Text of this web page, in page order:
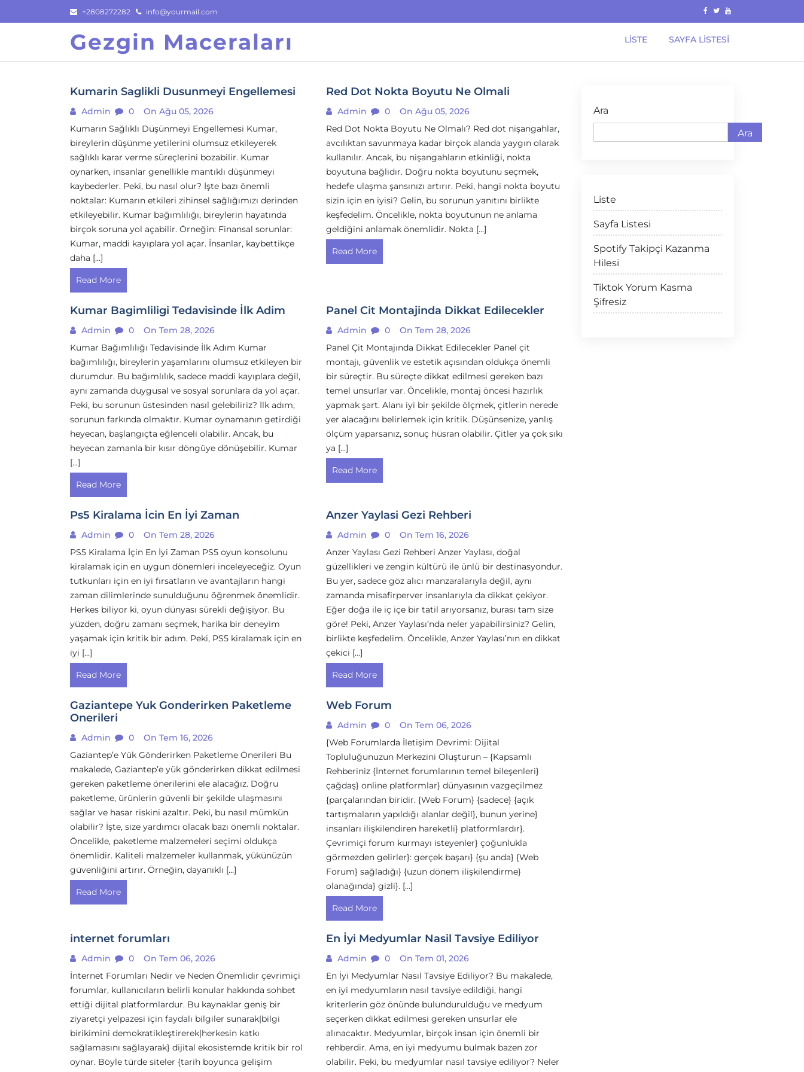
to
+2808272282 info@yourmail.com
Gezgin Maceraları LISTE SAYFA LISTESI
Kumarin Saglikli Dusunmeyi Engellemesi
Admin 0
On Ağu 05, 2026
Kumarın Sağlıklı Düşünmeyi Engellemesi Kumar,
bireylerin düşünme yetilerini olumsuz etkileyerek
sağlıklı karar verme süreçlerini bozabilir. Kumar
oynarken, insanlar genellikle mantıklı düşünmeyi
kaybederler. Peki, bu nasıl olur? İşte bazı önemli
noktalar: Kumarın etkileri zihinsel sağlığımızı derinden
etkileyebilir. Kumar bağımlılığı, bireylerin hayatında
birçok soruna yol açabilir. Örneğin: Finansal sorunlar:
Kumar, maddi kayıplara yol açar. İnsanlar, kaybettikçe
daha […]
Read More
Red Dot Nokta Boyutu Ne Olmali
Admin 0
On Ağu 05, 2026
Red Dot Nokta Boyutu Ne Olmalı? Red dot nişangahlar,
avcılıktan savunmaya kadar birçok alanda yaygın olarak
kullanılır. Ancak, bu nişangahların etkinliği, nokta
boyutuna bağlıdır. Doğru nokta boyutunu seçmek,
hedefe ulaşma şansınızı artırır. Peki, hangi nokta boyutu
sizin için en iyisi? Gelin, bu sorunun yanıtını birlikte
keşfedelim. Öncelikle, nokta boyutunun ne anlama
geldiğini anlamak önemlidir. Nokta […]
Read More
Kumar Bagimliligi Tedavisinde İlk Adim
Admin 0
On Tem 28, 2026
Kumar Bağımlılığı Tedavisinde İlk Adım Kumar
bağımlılığı, bireylerin yaşamlarını olumsuz etkileyen bir
durumdur. Bu bağımlılık, sadece maddi kayıplara değil,
aynı zamanda duygusal ve sosyal sorunlara da yol açar.
Peki, bu sorunun üstesinden nasıl gelebiliriz? İlk adım,
sorunun farkında olmaktır. Kumar oynamanın getirdiği
heyecan, başlangıçta eğlenceli olabilir. Ancak, bu
heyecan zamanla bir kısır döngüye dönüşebilir. Kumar
[…]
Read More
Panel Cit Montajinda Dikkat Edilecekler
Admin 0
On Tem 28, 2026
Panel Çit Montajında Dikkat Edilecekler Panel çit
montajı, güvenlik ve estetik açısından oldukça önemli
bir süreçtir. Bu süreçte dikkat edilmesi gereken bazı
temel unsurlar var. Öncelikle, montaj öncesi hazırlık
yapmak şart. Alanı iyi bir şekilde ölçmek, çitlerin nerede
yer alacağını belirlemek için kritik. Düşünsenize, yanlış
ölçüm yaparsanız, sonuç hüsran olabilir. Çitler ya çok sıkı
ya […]
Read More
Ps5 Kiralama İcin En İyi Zaman
Admin 0
On Tem 28, 2026
PS5 Kiralama İçin En İyi Zaman PS5 oyun konsolunu
kiralamak için en uygun dönemleri inceleyeceğiz. Oyun
tutkunları için en iyi fırsatların ve avantajların hangi
zaman dilimlerinde sunulduğunu öğrenmek önemlidir.
Herkes biliyor ki, oyun dünyası sürekli değişiyor. Bu
yüzden, doğru zamanı seçmek, harika bir deneyim
yaşamak için kritik bir adım. Peki, PS5 kiralamak için en
iyi […]
Read More
Anzer Yaylasi Gezi Rehberi
Admin 0
On Tem 16, 2026
Anzer Yaylası Gezi Rehberi Anzer Yaylası, doğal
güzellikleri ve zengin kültürü ile ünlü bir destinasyondur.
Bu yer, sadece göz alıcı manzaralarıyla değil, aynı
zamanda misafirperver insanlarıyla da dikkat çekiyor.
Eğer doğa ile iç içe bir tatil arıyorsanız, burası tam size
göre! Peki, Anzer Yaylası’nda neler yapabilirsiniz? Gelin,
birlikte keşfedelim. Öncelikle, Anzer Yaylası’nın en dikkat
çekici […]
Read More
Gaziantepe Yuk Gonderirken Paketleme
Onerileri
Admin 0
On Tem 16, 2026
Gaziantep’e Yük Gönderirken Paketleme Önerileri Bu
makalede, Gaziantep’e yük gönderirken dikkat edilmesi
gereken paketleme önerilerini ele alacağız. Doğru
paketleme, ürünlerin güvenli bir şekilde ulaşmasını
sağlar ve hasar riskini azaltır. Peki, bu nasıl mümkün
olabilir? İşte, size yardımcı olacak bazı önemli noktalar.
Öncelikle, paketleme malzemeleri seçimi oldukça
önemlidir. Kaliteli malzemeler kullanmak, yükünüzün
güvenliğini artırır. Örneğin, dayanıklı […]
Read More
Web Forum
Admin 0
On Tem 06, 2026
{Web Forumlarda İletişim Devrimi: Dijital
Topluluğunuzun Merkezini Oluşturun – {Kapsamlı
Rehberiniz {İnternet forumlarının temel bileşenleri}
çağdaş} online platformlar} dünyasının vazgeçilmez
{parçalarından biridir. {Web Forum} {sadece} {açık
tartışmaların yapıldığı alanlar değil}, bunun yerine}
insanları ilişkilendiren hareketli} platformlardır}.
Çevrimiçi forum kurmayı isteyenler} çoğunlukla
görmezden gelirler}: gerçek başarı} {şu anda} {Web
Forum} sağladığı} {uzun dönem ilişkilendirme}
olanağında} gizli}. […]
Read More
internet forumları
Admin 0
On Tem 06, 2026
İnternet Forumları Nedir ve Neden Önemlidir çevrimiçi
forumlar, kullanıcıların belirli konular hakkında sohbet
ettiği dijital platformlardur. Bu kaynaklar geniş bir
ziyaretçi yelpazesi için faydalı bilgiler sunarak|bilgi
birikimini demokratikleştirerek|herkesin katkı
sağlamasını sağlayarak} dijital ekosistemde kritik bir rol
oynar. Böyle türde siteler {tarih boyunca gelişim
En İyi Medyumlar Nasil Tavsiye Ediliyor
Admin 0
On Tem 01, 2026
En İyi Medyumlar Nasıl Tavsiye Ediliyor? Bu makalede,
en iyi medyumların nasıl tavsiye edildiği, hangi
kriterlerin göz önünde bulundurulduğu ve medyum
seçerken dikkat edilmesi gereken unsurlar ele
alınacaktır. Medyumlar, birçok insan için önemli bir
rehberdir. Ama, en iyi medyumu bulmak bazen zor
olabilir. Peki, bu medyumlar nasıl tavsiye ediliyor? Neler
Ara
Ara
Liste
Sayfa Listesi
Spotify Takipçi Kazanma
Hilesi
Tiktok Yorum Kasma
Şifresiz